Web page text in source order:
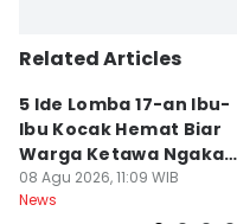
Related Articles
5 Ide Lomba 17-an Ibu-
Ibu Kocak Hemat Biar
Warga Ketawa Ngakak
Pas Hari Kemerdekaan
08 Agu 2026, 11:09 WIB
News